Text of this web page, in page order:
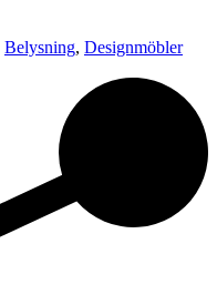
Belysning, Designmöbler